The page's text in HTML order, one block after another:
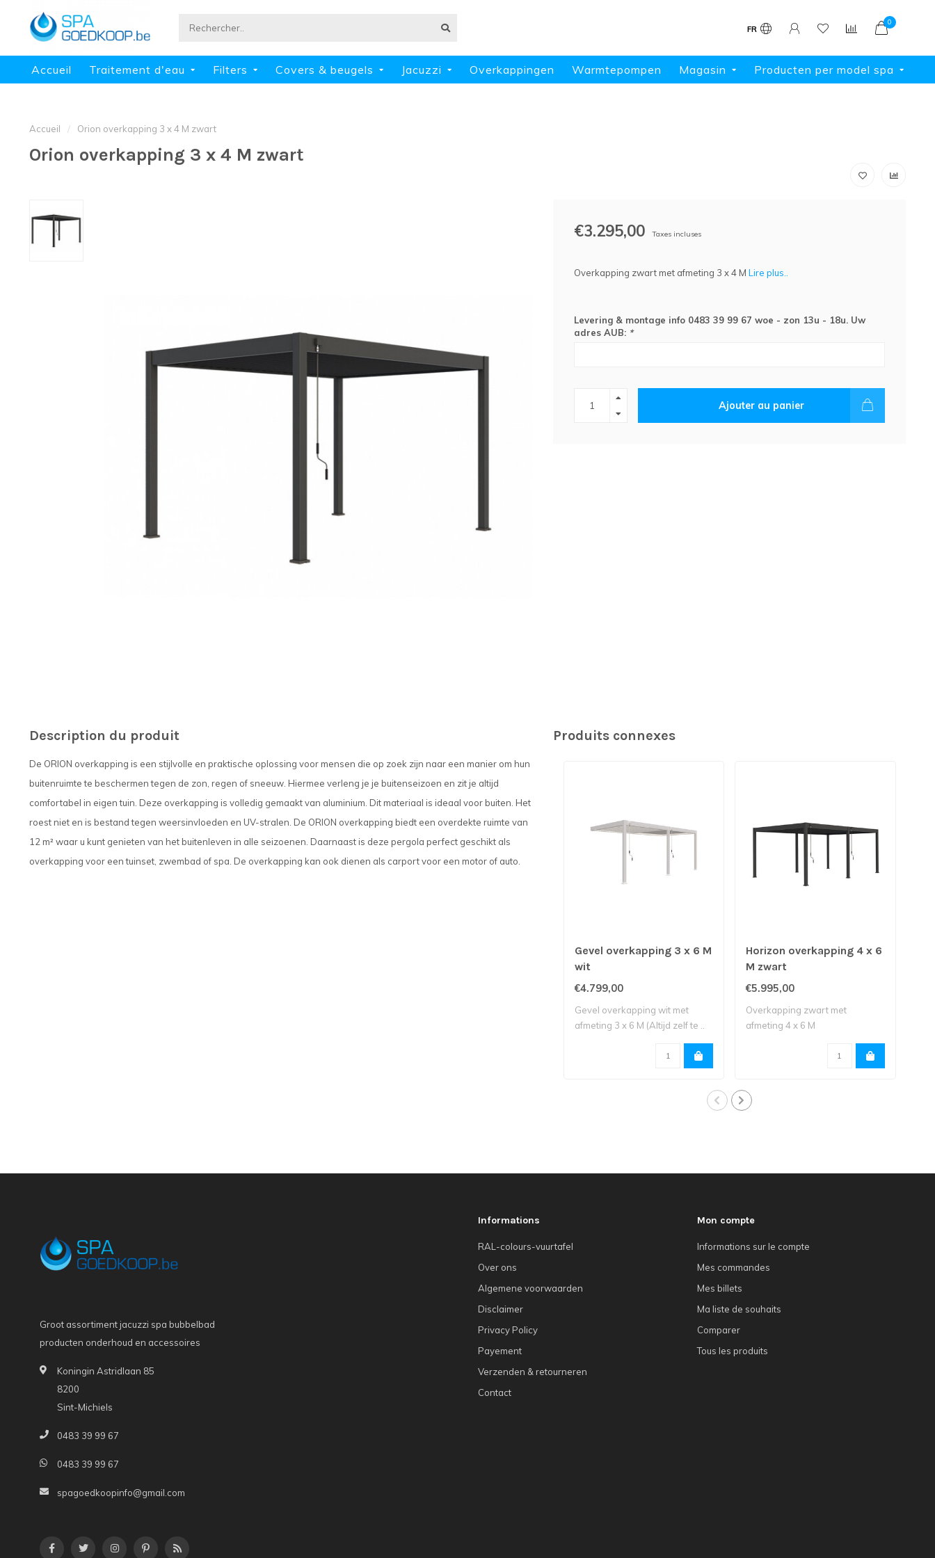
FR
0
Accueil Traitement d'eau Filters Covers & beugels Jacuzzi Overkappingen Warmtepompen Magasin Producten per model spa
Accueil / Orion overkapping 3 x 4 M zwart
Orion overkapping 3 x 4 M zwart
€3.295,00 Taxes incluses
Overkapping zwart met afmeting 3 x 4 M Lire plus..
Levering & montage info 0483 39 99 67 woe - zon 13u - 18u. Uw
adres AUB: *
Ajouter au panier
Description du produit
De ORION overkapping is een stijlvolle en praktische oplossing voor mensen die op zoek zijn naar een manier om hun
buitenruimte te beschermen tegen de zon, regen of sneeuw. Hiermee verleng je je buitenseizoen en zit je altijd
comfortabel in eigen tuin. Deze overkapping is volledig gemaakt van aluminium. Dit materiaal is ideaal voor buiten. Het
roest niet en is bestand tegen weersinvloeden en UV-stralen. De ORION overkapping biedt een overdekte ruimte van
12 m² waar u kunt genieten van het buitenleven in alle seizoenen. Daarnaast is deze pergola perfect geschikt als
overkapping voor een tuinset, zwembad of spa. De overkapping kan ook dienen als carport voor een motor of auto.
Produits connexes
Gevel overkapping 3 x 6 M
wit
€4.799,00
Gevel overkapping wit met
afmeting 3 x 6 M (Altijd zelf te ..
Horizon overkapping 4 x 6
M zwart
€5.995,00
Overkapping zwart met
afmeting 4 x 6 M
Groot assortiment jacuzzi spa bubbelbad
producten onderhoud en accessoires
Koningin Astridlaan 85
8200
Sint-Michiels
0483 39 99 67
0483 39 99 67
spagoedkoopinfo@gmail.com
Informations
RAL-colours-vuurtafel
Over ons
Algemene voorwaarden
Disclaimer
Privacy Policy
Payement
Verzenden & retourneren
Contact
Mon compte
Informations sur le compte
Mes commandes
Mes billets
Ma liste de souhaits
Comparer
Tous les produits